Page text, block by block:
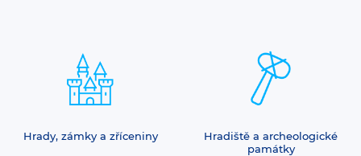
Hrady, zámky a zříceniny
Hradiště a archeologické
památky